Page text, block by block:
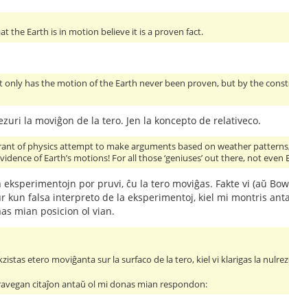
the Earth is in motion believe it is a proven fact.
only has the motion of the Earth never been proven, but by the
la moviĝon de la tero. Jen la koncepto de relativeco.
of physics attempt to make arguments based on weather
of Earth’s motions! For all those ‘geniuses’ out there, not
por pruvi, ĉu la tero moviĝas. Fakte vi (aŭ
kun falsa interpreto de la eksperimentoj, kiel mi montris
mian posicion ol vian.
etero moviĝanta sur la surfaco de la tero, kiel vi klarigas la
citaĵon antaŭ ol mi donas mian respondon: